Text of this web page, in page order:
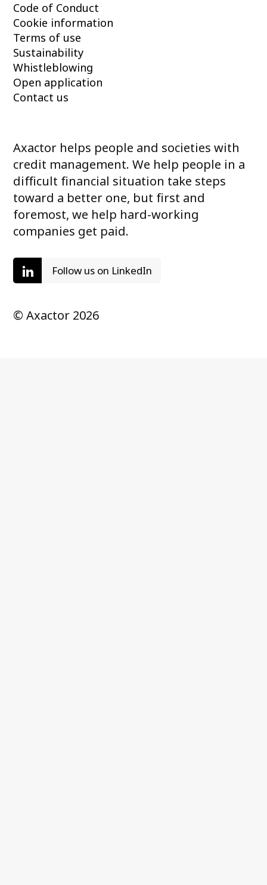
Code of Conduct
Cookie information
Terms of use
Sustainability
Whistleblowing
Open application
Contact us
Axactor helps people and societies with
credit management. We help people in a
difficult financial situation take steps
toward a better one, but first and
foremost, we help hard-working
companies get paid.
Follow us on LinkedIn
© Axactor 2026